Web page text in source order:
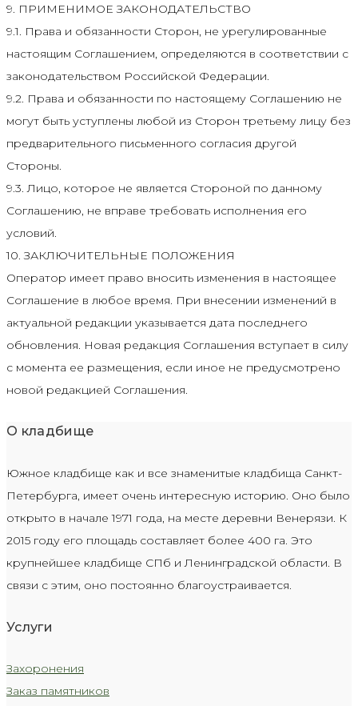
9. ПРИМЕНИМОЕ ЗАКОНОДАТЕЛЬСТВО
9.1. Права и обязанности Сторон, не урегулированные
настоящим Соглашением, определяются в соответствии с
законодательством Российской Федерации.
9.2. Права и обязанности по настоящему Соглашению не
могут быть уступлены любой из Сторон третьему лицу без
предварительного письменного согласия другой
Стороны.
9.3. Лицо, которое не является Стороной по данному
Соглашению, не вправе требовать исполнения его
условий.
10. ЗАКЛЮЧИТЕЛЬНЫЕ ПОЛОЖЕНИЯ
Оператор имеет право вносить изменения в настоящее
Соглашение в любое время. При внесении изменений в
актуальной редакции указывается дата последнего
обновления. Новая редакция Соглашения вступает в силу
с момента ее размещения, если иное не предусмотрено
новой редакцией Соглашения.
О кладбище
Южное кладбище как и все знаменитые кладбища Санкт-
Петербурга, имеет очень интересную историю. Оно было
открыто в начале 1971 года, на месте деревни Венерязи. К
2015 году его площадь составляет более 400 га. Это
крупнейшее кладбище СПб и Ленинградской области. В
связи с этим, оно постоянно благоустраивается.
Услуги
Захоронения
Заказ памятников